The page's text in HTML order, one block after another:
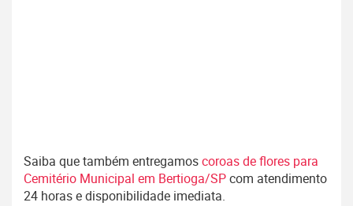
Saiba que também entregamoscoroas de flores para
Cemitério Municipal em Bertioga/SPcom atendimento
24 horas e disponibilidade imediata.